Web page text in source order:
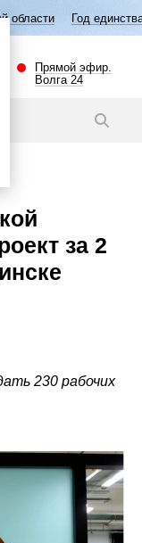
единства народов
Прямой эфир.
Волга 24
за 2
230 рабочих